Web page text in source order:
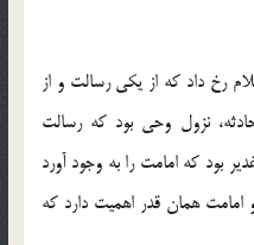
رخ داد که از یکی رسالت و از
نزول وحی بود که رسالت
بود که امامت را به وجود آورد
امامت همان قدر اهمیت دارد که